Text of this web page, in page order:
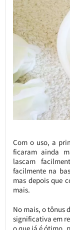
Com o uso, a
ficaram ainda
lascam
facilmente na
mas depois que
mais.
No mais, o tônus
significativa em